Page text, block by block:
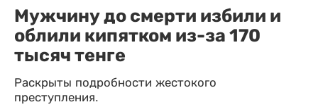
Мужчину до смерти избили и
облили кипятком из-за 170
тысяч тенге
Раскрыты подробности жестокого
преступления.